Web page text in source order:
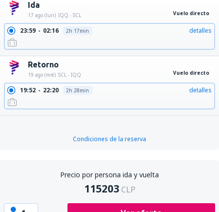
Ida
17 ago (lun) IQQ - SCL Vuelo directo
23:59 02:16 2h 17min detalles
Retorno
19 ago (mié) SCL - IQQ Vuelo directo
19:52 22:20 2h 28min detalles
Condiciones de la reserva
Precio por persona ida y vuelta
115203 CLP